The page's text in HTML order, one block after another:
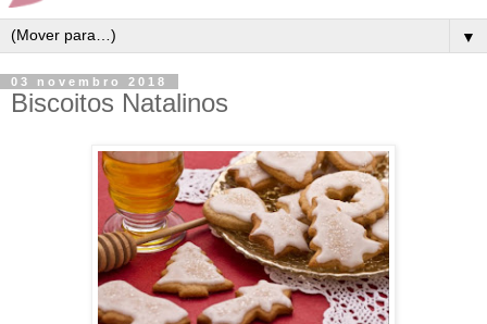
▼
03 novembro 2018
Biscoitos Natalinos